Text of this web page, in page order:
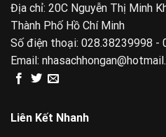
Địa chỉ: 20C Nguyễn Thị Minh
Thành Phố Hồ Chí Minh
Số điện thoại: 028.38239998 -
Email:
Liên Kết Nhanh